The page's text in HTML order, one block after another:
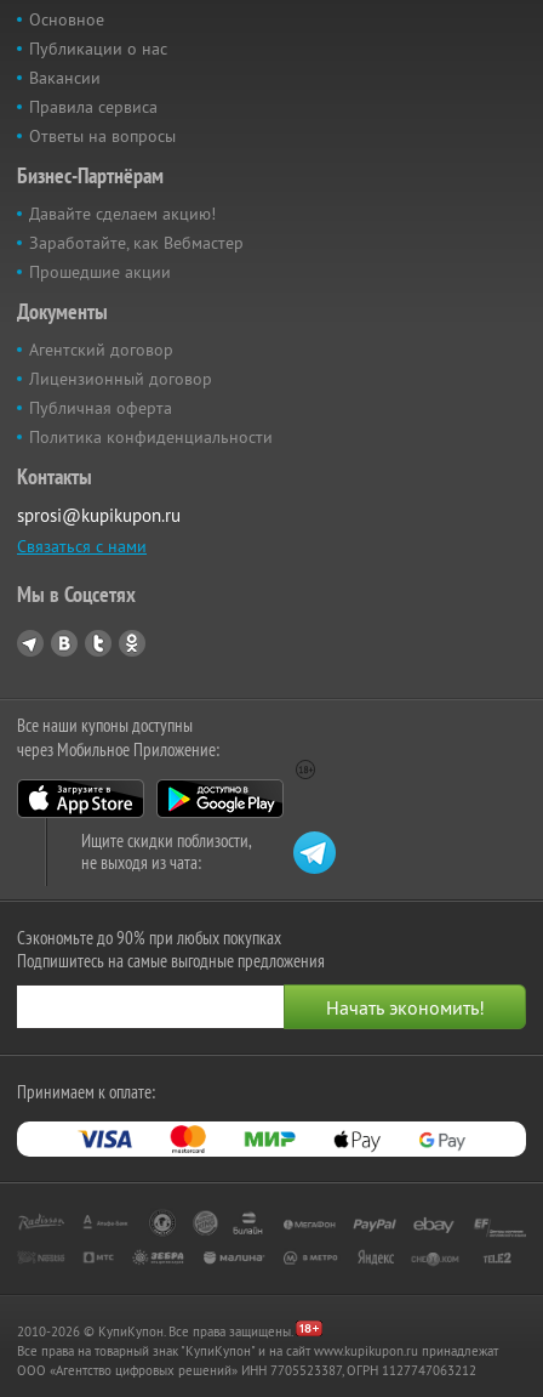
Основное
Публикации о нас
Вакансии
Правила сервиса
Ответы на вопросы
Бизнес-Партнёрам
Давайте сделаем акцию!
Заработайте, как Вебмастер
Прошедшие акции
Документы
Агентский договор
Лицензионный договор
Публичная оферта
Политика конфиденциальности
Контакты
sprosi@kupikupon.ru
Связаться с нами
Мы в Соцсетях
Все наши купоны доступны
через Мобильное Приложение:
Ищите скидки поблизости,
не выходя из чата:
Сэкономьте до 90% при любых покупках
Подпишитесь на самые выгодные предложения
Принимаем к оплате:
2010-2026 © КупиКупон. Все права защищены.
Все права на товарный знак "КупиКупон" и на сайт www.kupikupon.ru принадлежат
OOO «Агентство цифровых решений» ИНН 7705523387, ОГРН 1127747063212